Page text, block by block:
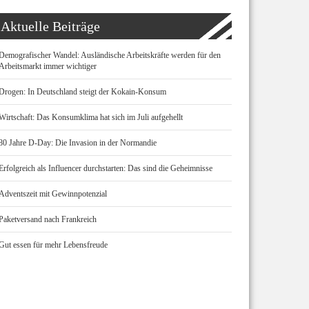
Aktuelle Beiträge
Wandel: Ausländische Arbeitskräfte werden für den
immer wichtiger
In Deutschland steigt der Kokain-Konsum
Das Konsumklima hat sich im Juli aufgehellt
Jahre D-Day: Die Invasion in der Normandie
als Influencer durchstarten: Das sind die Geheimnisse
mit Gewinnpotenzial
nach Frankreich
essen für mehr Lebensfreude